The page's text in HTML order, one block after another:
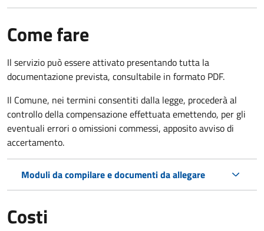
Come fare
Il servizio può essere attivato presentando tutta la
documentazione prevista, consultabile in formato PDF.
Il Comune, nei termini consentiti dalla legge, procederà al
controllo della compensazione effettuata emettendo, per gli
eventuali errori o omissioni commessi, apposito avviso di
accertamento.
Moduli da compilare e documenti da allegare
Costi